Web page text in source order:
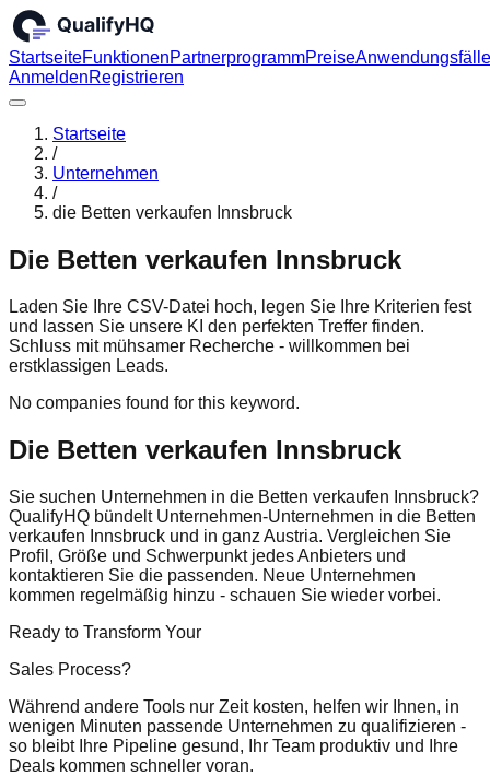
StartseiteFunktionenPartnerprogrammPreiseAnwendungsfälle
AnmeldenRegistrieren
Startseite
/
Unternehmen
/
die Betten verkaufen Innsbruck
Die Betten verkaufen Innsbruck
Laden Sie Ihre CSV-Datei hoch, legen Sie Ihre Kriterien fest
und lassen Sie unsere KI den perfekten Treffer finden.
Schluss mit mühsamer Recherche - willkommen bei
erstklassigen Leads.
No companies found for this keyword.
Die Betten verkaufen Innsbruck
Sie suchen Unternehmen in die Betten verkaufen Innsbruck?
QualifyHQ bündelt Unternehmen-Unternehmen in die Betten
verkaufen Innsbruck und in ganz Austria. Vergleichen Sie
Profil, Größe und Schwerpunkt jedes Anbieters und
kontaktieren Sie die passenden. Neue Unternehmen
kommen regelmäßig hinzu - schauen Sie wieder vorbei.
Ready to Transform Your
Sales Process?
Während andere Tools nur Zeit kosten, helfen wir Ihnen, in
wenigen Minuten passende Unternehmen zu qualifizieren -
so bleibt Ihre Pipeline gesund, Ihr Team produktiv und Ihre
Deals kommen schneller voran.